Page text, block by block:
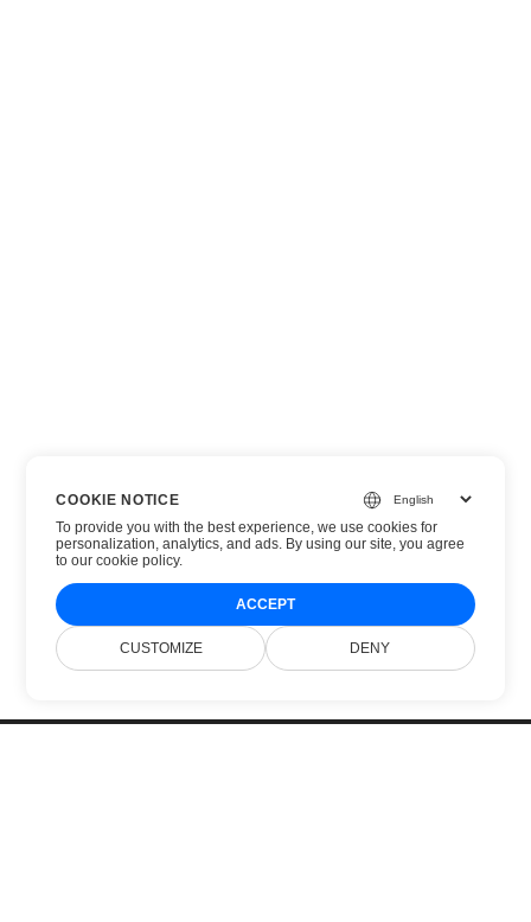
COOKIE NOTICE
To provide you with the best experience, we use cookies for
personalization, analytics, and ads. By using our site, you agree
toour cookie policy.
ACCEPT
CUSTOMIZE DENY